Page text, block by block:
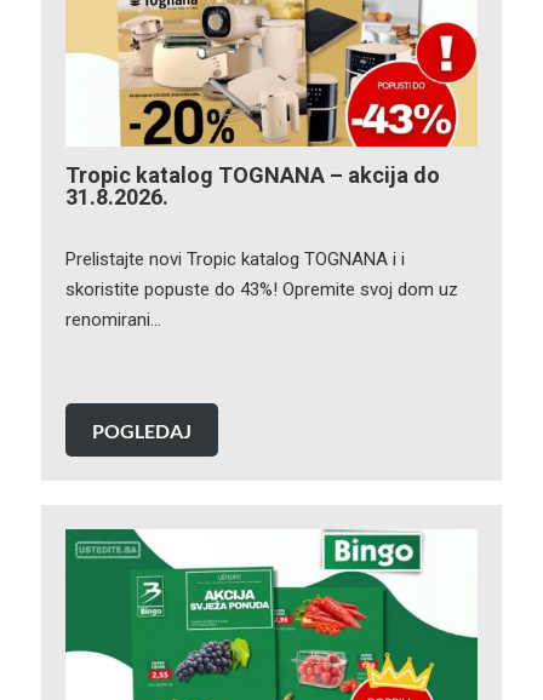
Tropic katalog TOGNANA – akcija do
31.8.2026.
Prelistajte novi Tropic katalog TOGNANA i i
skoristite popuste do 43%! Opremite svoj dom uz
renomirani…
POGLEDAJ